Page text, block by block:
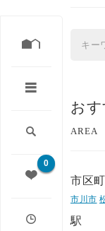
0
お
AREA
市区
市川市
駅